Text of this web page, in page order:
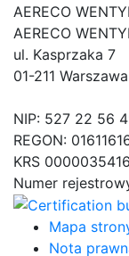
AERECO
AERECO
ul. Kasprzaka 7
01-211 Warszawa
NIP: 527 22 56
REGON:
KRS 0000035416
Numer
Mapa
Nota